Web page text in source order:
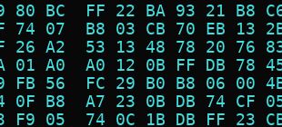
80 BC  FF 22 BA 93 21 B8
74 07  B8 03 CB 70 EB 13
26 A2  53 13 48 78 20 76
01 A0  A0 12 0B FF DB 78
FB 56  FC 29 B0 B8 06 00
0F B8  A7 23 0B DB 74 CF
F9 05  74 0C 1B DB FF 23